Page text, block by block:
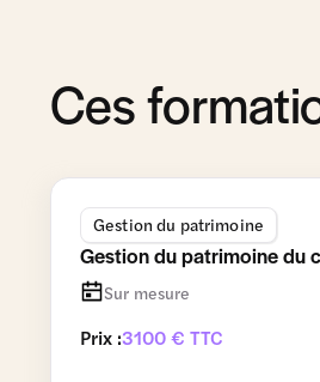
Ces
Gestion du patrimoine
Gestion du patrimoine du
Sur mesure
Prix :3100 € TTC